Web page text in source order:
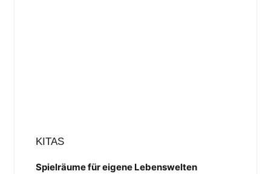
KITAS
Spielräume für eigene Lebenswelten